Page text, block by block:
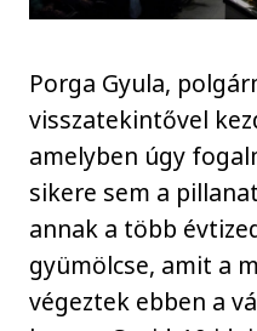
Porga Gyula,
visszatekintővel
amelyben úgy
sikere sem a
annak a több
gyümölcse, amit a
végeztek ebben a